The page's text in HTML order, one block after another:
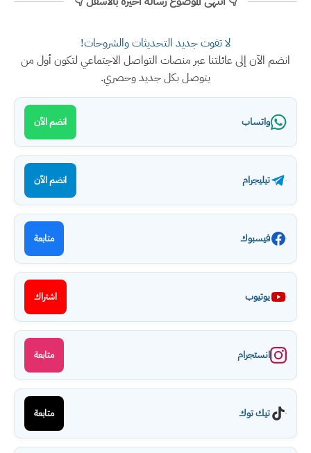
لا تفوت جديد التحديثات والشروحات!
انضم الآن إلى عائلتنا عبر منصات التواصل الاجتماعي لتكون أول من
يتوصل بكل جديد وحصري.
واتساب انضم الآن
تيليجرام انضم الآن
فيسبوك متابعة
يوتيوب اشتراك
انستجرام متابعة
تيك توك متابعة